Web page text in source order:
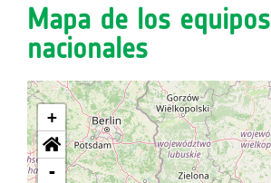
Mapa de los equipos
nacionales
+
-